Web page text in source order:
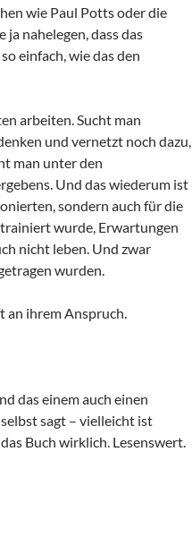
wie Paul Potts oder die
nahelegen, dass das
einfach, wie das den
arbeiten. Sucht man
und vernetzt noch dazu,
man unter den
Und das wiederum ist
sondern auch für die
wurde, Erwartungen
nicht leben. Und zwar
wurden.
an ihrem Anspruch.
das einem auch einen
sagt – vielleicht ist
Buch wirklich. Lesenswert.